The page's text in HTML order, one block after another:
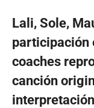
Lali, Sole,
participación
coaches
canción